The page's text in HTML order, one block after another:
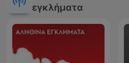
εγκλήματα